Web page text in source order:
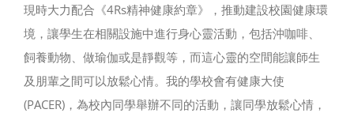
現時大力配合《4Rs精神健康約章》，推動建設校園健康環
境，讓學生在相關設施中進行身心靈活動，包括沖咖啡、
飼養動物、做瑜伽或是靜觀等，而這心靈的空間能讓師生
及朋輩之間可以放鬆心情。我的學校會有健康大使
(PACER)，為校內同學舉辦不同的活動，讓同學放鬆心情，